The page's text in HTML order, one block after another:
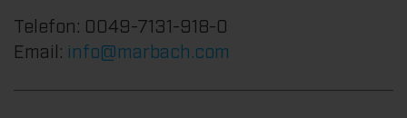
Telefon: 0049-7131-918-0
Email: info@marbach.com